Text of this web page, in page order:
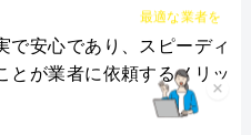
で安心であり、スピーディ
とが業者に依頼するメリッ
×
チャット診断で
最適な業者を
ご提案